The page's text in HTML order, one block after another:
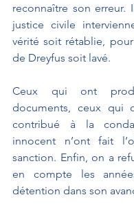
reconnaître son erreur.
justice civile
vérité soit rétablie,
de Dreyfus soit lavé.
Ceux qui ont
documents, ceux qui
contribué à la
innocent n’ont fait
sanction. Enfin, on a
en compte les
détention dans son